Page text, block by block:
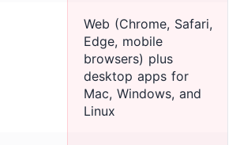
Web (Chrome, Safari,
Edge, mobile
browsers) plus
desktop apps for
Mac, Windows, and
Linux